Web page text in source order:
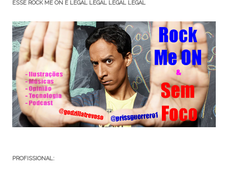
ESSE ROCK ME ON É LEGAL LEGAL LEGAL LEGAL
PROFISSIONAL: